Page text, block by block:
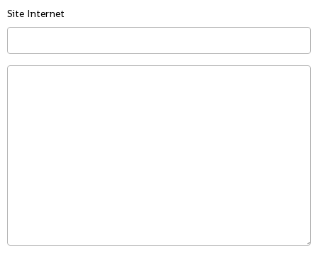
Site Internet